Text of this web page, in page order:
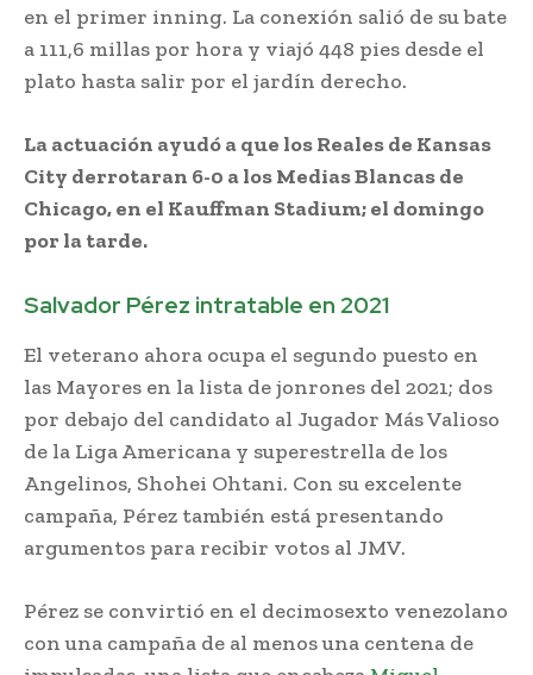
en el primer inning. La conexión salió de su bate
a 111,6 millas por hora y viajó 448 pies desde el
plato hasta salir por el jardín derecho.
La actuación ayudó a que los Reales de Kansas
City derrotaran 6-0 a los Medias Blancas de
Chicago, en el Kauffman Stadium; el domingo
por la tarde.
Salvador Pérez intratable en 2021
El veterano ahora ocupa el segundo puesto en
las Mayores en la lista de jonrones del 2021; dos
por debajo del candidato al Jugador Más Valioso
de la Liga Americana y superestrella de los
Angelinos, Shohei Ohtani. Con su excelente
campaña, Pérez también está presentando
argumentos para recibir votos al JMV.
Pérez se convirtió en el decimosexto venezolano
con una campaña de al menos una centena de